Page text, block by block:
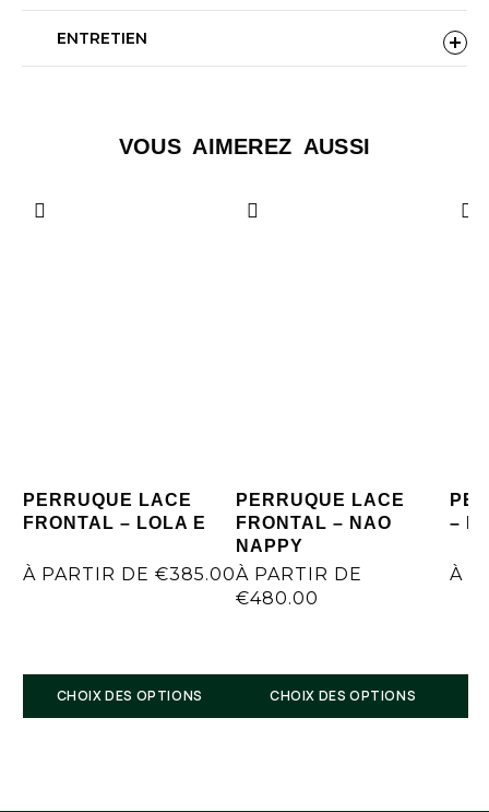
ENTRETIEN
7 rue René Boulanger 75010 Paris
VOUS AIMEREZ AUSSI
PERRUQUE LACE
FRONTAL – LOLA E
À PARTIR DE €385.00
CHOIX DES OPTIONS
PERRUQUE LACE
FRONTAL – NAO
NAPPY
À PARTIR DE
€480.00
CHOIX DES OPTIONS
–
À